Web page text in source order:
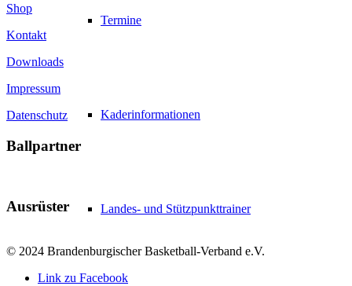
Termine
Kaderinformationen
Landes- und Stützpunkttrainer
Shop
Kontakt
Downloads
Impressum
Datenschutz
Ballpartner
Ausrüster
© 2024 Brandenburgischer Basketball-Verband e.V.
Link zu Facebook